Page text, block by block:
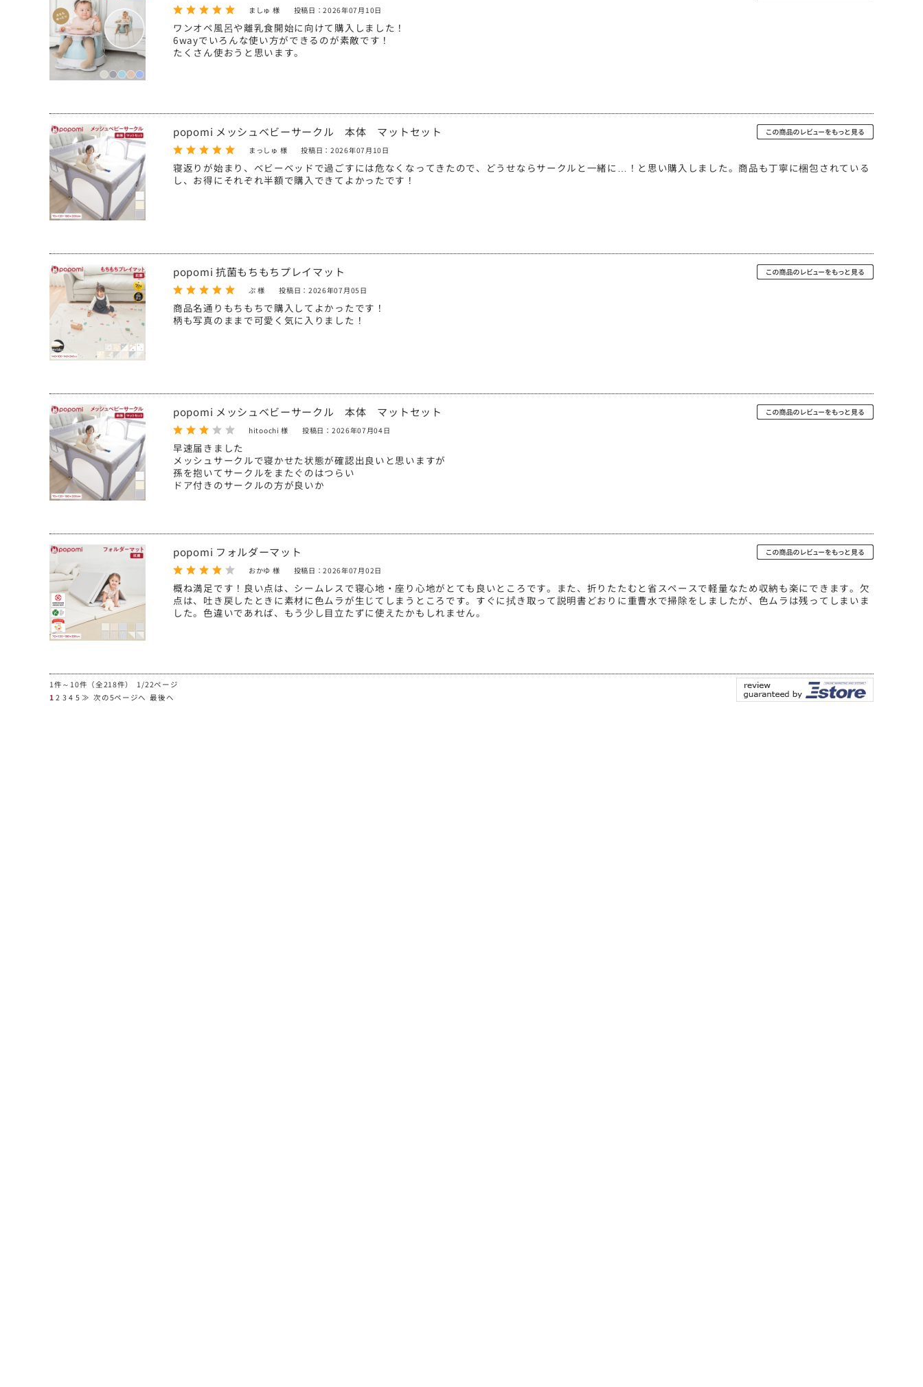
ましゅ 様 投稿日：2026年07月10日
ワンオペ風呂や離乳食開始に向けて購入しました！
6wayでいろんな使い方ができるのが素敵です！
たくさん使おうと思います。
popomi メッシュベビーサークル 本体 マットセット
まっしゅ 様 投稿日：2026年07月10日
寝返りが始まり、ベビーベッドで過ごすには危なくなってきたので、どうせならサークルと一緒に…！と思い購入しました。商品も丁寧に梱包されている
し、お得にそれぞれ半額で購入できてよかったです！
popomi 抗菌もちもちプレイマット
ぷ 様 投稿日：2026年07月05日
商品名通りもちもちで購入してよかったです！
柄も写真のままで可愛く気に入りました！
popomi メッシュベビーサークル 本体 マットセット
hitoochi 様 投稿日：2026年07月04日
早速届きました
メッシュサークルで寝かせた状態が確認出良いと思いますが
孫を抱いてサークルをまたぐのはつらい
ドア付きのサークルの方が良いか
popomi フォルダーマット
おかゆ 様 投稿日：2026年07月02日
概ね満足です！良い点は、シームレスで寝心地・座り心地がとても良いところです。また、折りたたむと省スペースで軽量なため収納も楽にできます。欠
点は、吐き戻したときに素材に色ムラが生じてしまうところです。すぐに拭き取って説明書どおりに重曹水で掃除をしましたが、色ムラは残ってしまいま
した。色違いであれば、もう少し目立たずに使えたかもしれません。
1件～10件（全218件） 1/22ページ
1 2 3 4 5 ≫ 次の5ページへ 最後へ